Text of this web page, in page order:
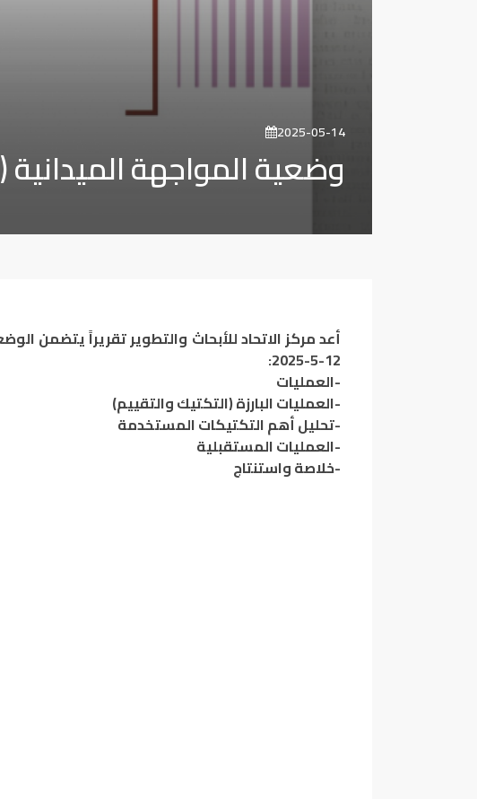
2025-05-14
وضعية المواجهة الميدانية (3)
12-5-2025:
-العمليات
-العمليات البارزة (التكتيك والتقييم)
-تحليل أهم التكتيكات المستخدمة
-العمليات المستقبلية
-خلاصة واستنتاج